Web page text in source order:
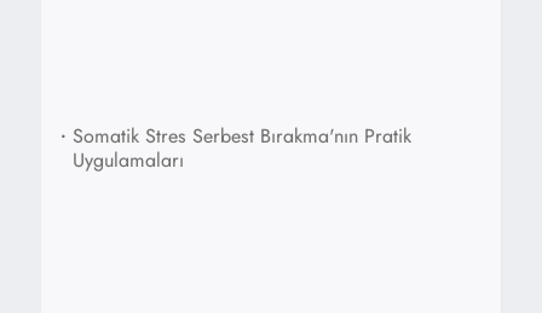
• Somatik Stres Serbest Bırakma'nın Pratik
Uygulamaları